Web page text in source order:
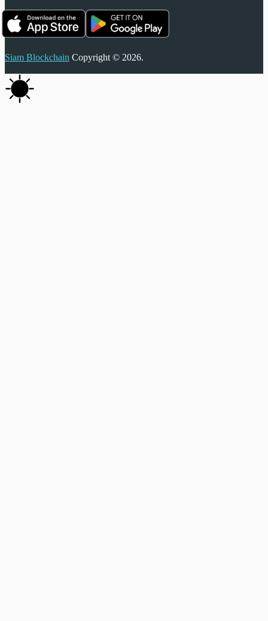
Siam Blockchain Copyright © 2026.